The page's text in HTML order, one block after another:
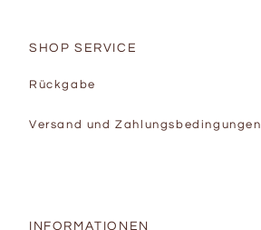
SHOP SERVICE
Rückgabe
Versand und Zahlungsbedingungen
INFORMATIONEN